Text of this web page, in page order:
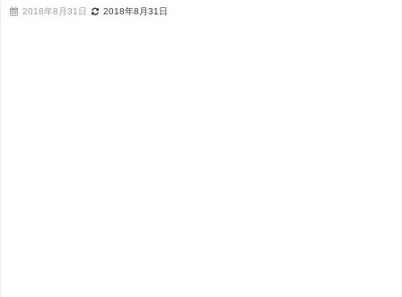
2018年8月31日 2018年8月31日